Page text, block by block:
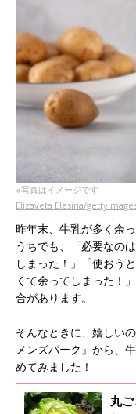
※写真はイメージです
Elizaveta Elesina/
昨年末、牛乳が多く余
うちでも、「必要なの
しまった！」「使おう
くて余ってしまった！
合があります。
そんなときに、嬉しい
メンズパーク』から、
めてみました！
丸